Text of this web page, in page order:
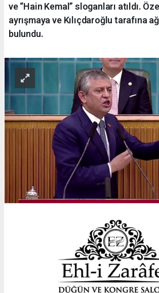
ve “Hain Kemal” sloganları atıldı.
ayrışmaya ve Kılıçdaroğlu tarafına
bulundu.